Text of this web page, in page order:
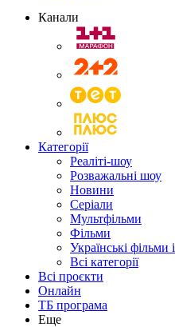
Канали
Категорії
Реаліті-шоу
Розважальні шоу
Новини
Серіали
Мультфільми
Фільми
Українські фільми
Всі категорії
Всі проєкти
Онлайн
ТБ програма
Еще